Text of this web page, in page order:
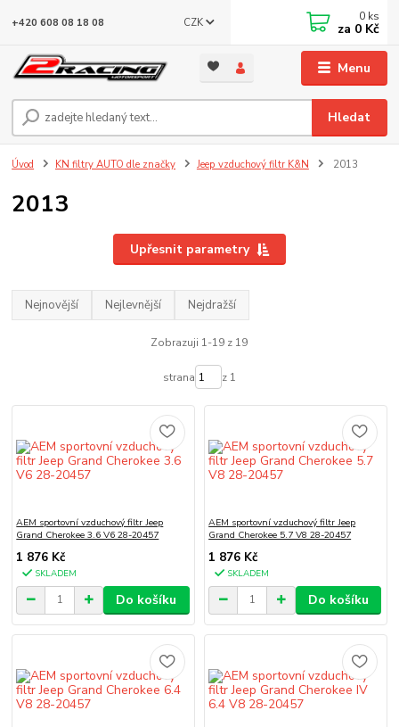
Menu
CZK
Hledat
+420 608 08 18 08 0 ks
za 0 Kč
Úvod KN filtry AUTO dle značky Jeep vzduchový filtr K&N 2013
2013
Upřesnit parametry
Nejnovější Nejlevnější Nejdražší
Zobrazuji 1-19 z 19
strana z 1
AEM sportovní vzduchový filtr Jeep
Grand Cherokee 3.6 V6 28-20457
1 876 Kč
SKLADEM
Do košíku
AEM sportovní vzduchový filtr Jeep
Grand Cherokee 5.7 V8 28-20457
1 876 Kč
SKLADEM
Do košíku